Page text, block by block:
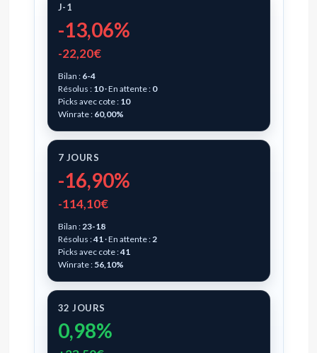
J-1
-13,06%
-22,20€
Bilan : 6-4
Résolus : 10· En attente : 0
Picks avec cote : 10
Winrate : 60,00%
7 JOURS
-16,90%
-114,10€
Bilan : 23-18
Résolus :41 · En attente : 2
Picks avec cote :41
Winrate : 56,10%
32 JOURS
0,98%